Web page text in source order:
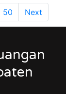
50 Next